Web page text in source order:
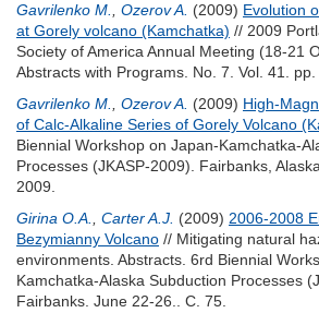
Gavrilenko M.
Ozerov A. (2009) Evolution
at Gorely volcano (Kamchatka) // 2009
Society of America Annual Meeting (18-21
Abstracts with Programs. No. 7. Vol. 41. pp.
Gavrilenko M.
Ozerov A. (2009) High-
of Calc-Alkaline Series of Gorely Volcano
Biennial Workshop on Japan-Kamchatka-
Processes (JKASP-2009). Fairbanks,
2009.
Girina O.A.
Carter A.J. (2009) 2006-2008
Bezymianny Volcano // Mitigating natural
environments. Abstracts. 6rd Biennial
Kamchatka-Alaska Subduction Processes
Fairbanks. June 22-26.. С. 75.